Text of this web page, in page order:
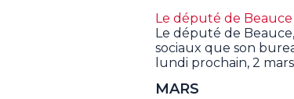
Le député de
Le député de
sociaux que son
lundi prochain, 2
MARS